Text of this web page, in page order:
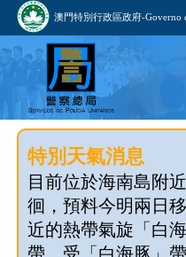
澳門特別行政區政府-Governo
特別天氣消息
目前位於海南島附
徊，預料今明兩日
近的熱帶氣旋「白